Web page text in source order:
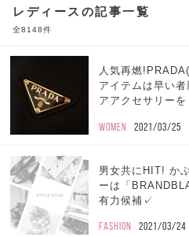
レディースの記事一覧
全8148件
人気再燃
アイテムは早い
アアクセサリー
WOMEN 2021/03/25
男女共にHIT! か
ーは「
有力候補✓
FASHION 2021/03/24